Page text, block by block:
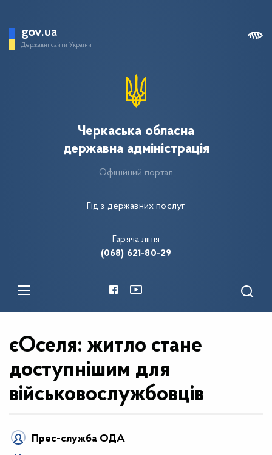
gov.ua
Державні сайти України
Гід з державних послуг
Черкаська обласна
державна адміністрація
Офіційний портал
Гаряча лінія
(068) 621-80-29
єОселя: житло стане
доступнішим для
військовослужбовців
Прес-служба ОДА